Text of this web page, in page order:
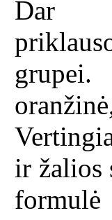
Dar
ir žalios